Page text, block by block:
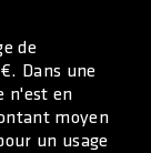
de
Dans une
n'est en
moyen
un usage